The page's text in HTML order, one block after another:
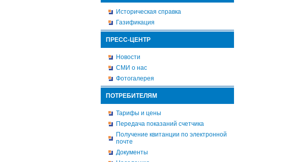
Историческая справка
Газификация
ПРЕСС-ЦЕНТР
Новости
СМИ о нас
Фотогалерея
ПОТРЕБИТЕЛЯМ
Тарифы и цены
Передача показаний счетчика
Получение квитанции по электронной
почте
Документы